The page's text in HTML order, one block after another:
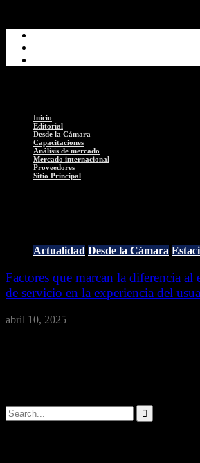
Inicio
Editorial
Desde la Cámara
Capacitaciones
Análisis de mercado
Mercado internacional
Proveedores
Sitio Principal
Actualidad Desde la Cámara
Factores que marcan la diferencia al
de servicio en la experiencia del
abril 10, 2025